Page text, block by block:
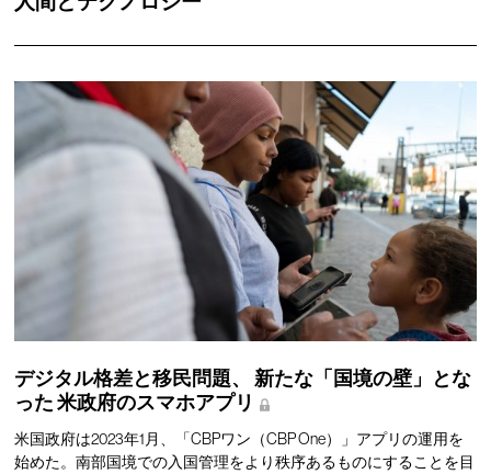
デジタル格差と移民問題、
新たな「国境の壁」とな
った米政府のスマホアプリ
米国政府は2023年1月、「CBPワン（CBP One）」アプリの運用を
始めた。南部国境での入国管理をより秩序あるものにすることを目